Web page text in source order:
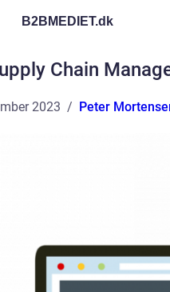
B2BMEDIET.dk
Chain
2023 Peter